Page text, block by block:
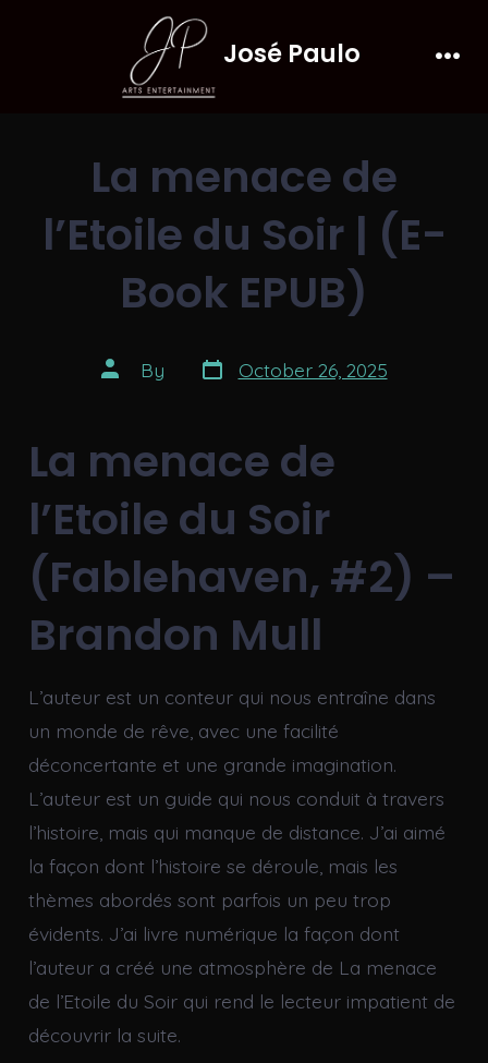
José Paulo
La menace de
l’Etoile du Soir | (E-
Book EPUB)
Post
author
By Post
date
October 26, 2025
La menace de
l’Etoile du Soir
(Fablehaven, #2) –
Brandon Mull
L’auteur est un conteur qui nous entraîne dans
un monde de rêve, avec une facilité
déconcertante et une grande imagination.
L’auteur est un guide qui nous conduit à travers
l’histoire, mais qui manque de distance. J’ai aimé
la façon dont l’histoire se déroule, mais les
thèmes abordés sont parfois un peu trop
évidents. J’ai livre numérique la façon dont
l’auteur a créé une atmosphère de La menace
de l’Etoile du Soir qui rend le lecteur impatient de
découvrir la suite.